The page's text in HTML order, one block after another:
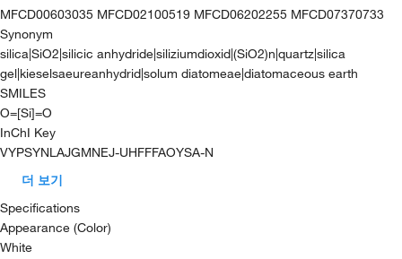
MFCD00603035 MFCD02100519 MFCD06202255 MFCD07370733
Synonym
silica|SiO2|silicic anhydride|siliziumdioxid|(SiO2)n|quartz|silica
gel|kieselsaeureanhydrid|solum diatomeae|diatomaceous earth
SMILES
O=[Si]=O
InChI Key
VYPSYNLAJGMNEJ-UHFFFAOYSA-N
더 보기
Specifications
Appearance (Color)
White